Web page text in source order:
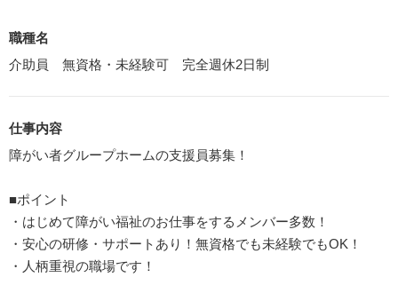
職種名
介助員 無資格・未経験可 完全週休2日制
仕事内容
障がい者グループホームの支援員募集！
■ポイント
・はじめて障がい福祉のお仕事をするメンバー多数！
・安心の研修・サポートあり！無資格でも未経験でもOK！
・人柄重視の職場です！